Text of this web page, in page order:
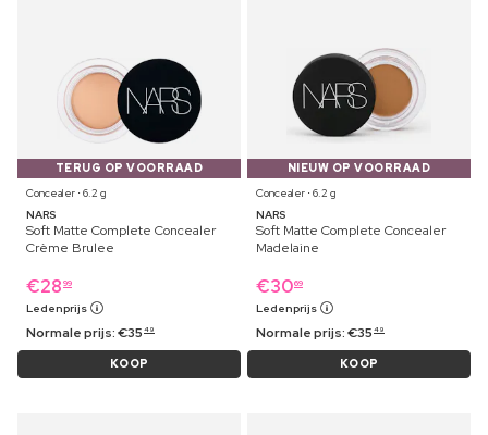
TERUG OP VOORRAAD
Concealer ⋅ 6.2 g
NARS
Soft Matte Complete Concealer
Crème Brulee
€28 99
Ledenprijs
Normale prijs:€35 49
KOOP
NIEUW OP VOORRAAD
Concealer ⋅ 6.2 g
NARS
Soft Matte Complete Concealer
Madelaine
€3069
Ledenprijs
Normale prijs:€35 49
KOOP